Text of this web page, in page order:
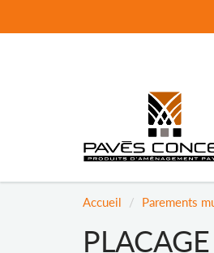
Accueil Parements